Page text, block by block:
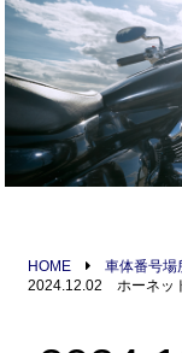
HOME 車体番号場
2024.12.02 ホーネッ